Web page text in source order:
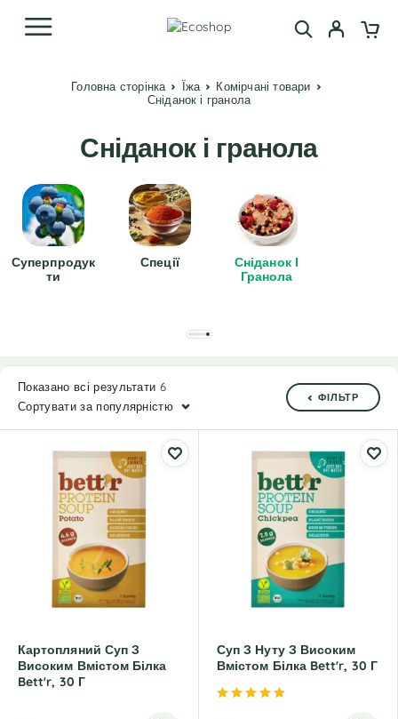
Головна сторінка Їжа
Комірчані товари
Сніданок і гранола
Сніданок і гранола
Суперпродук
Ти
Спеції
Сніданок І
Гранола
Показано всі результати 6
Сортувати за популярністю
ФІЛЬТР
Картопляний Суп З
Високим Вмістом Білка
Bett'r, 30 Г
Суп З Нуту З Високим
Вмістом Білка Bett'r, 30 Г